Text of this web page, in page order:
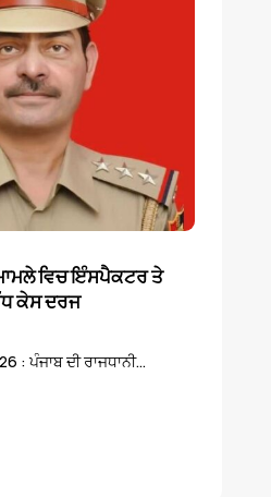
ਵਿਚ ਇੰਸਪੈਕਟਰ ਤੇ
ਕੇਸ ਦਰਜ
ਪੰਜਾਬ ਦੀ ਰਾਜਧਾਨੀ...